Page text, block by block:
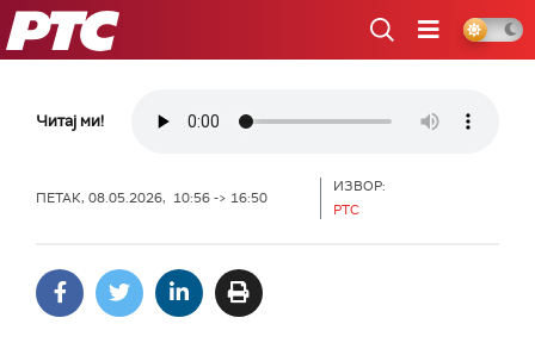
РТС
Читај ми!
ПЕТАК, 08.05.2026, 10:56 -> 16:50
ИЗВОР:
РТС